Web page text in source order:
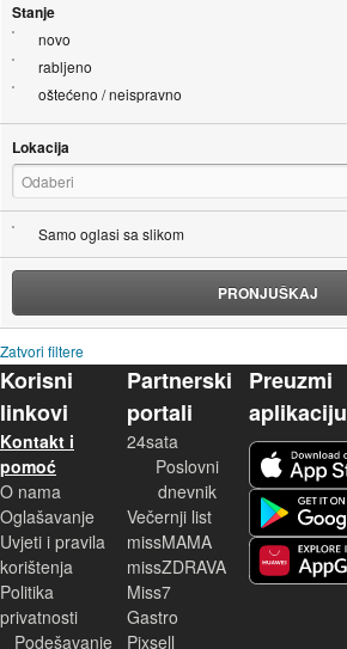
Stanje
novo
rabljeno
oštećeno / neispravno
Lokacija
Odaberi
Samo oglasi sa slikom
PRONJUŠKAJ
Zatvori filtere
Korisni
linkovi
Kontakt i
pomoć
O nama
Oglašavanje
Uvjeti i pravila
korištenja
Politika
privatnosti
Podešavanje
Partnerski
portali
24sata
Poslovni
dnevnik
Večernji list
missMAMA
missZDRAVA
Miss7
Gastro
Pixsell
Preuzmi
aplikaciju